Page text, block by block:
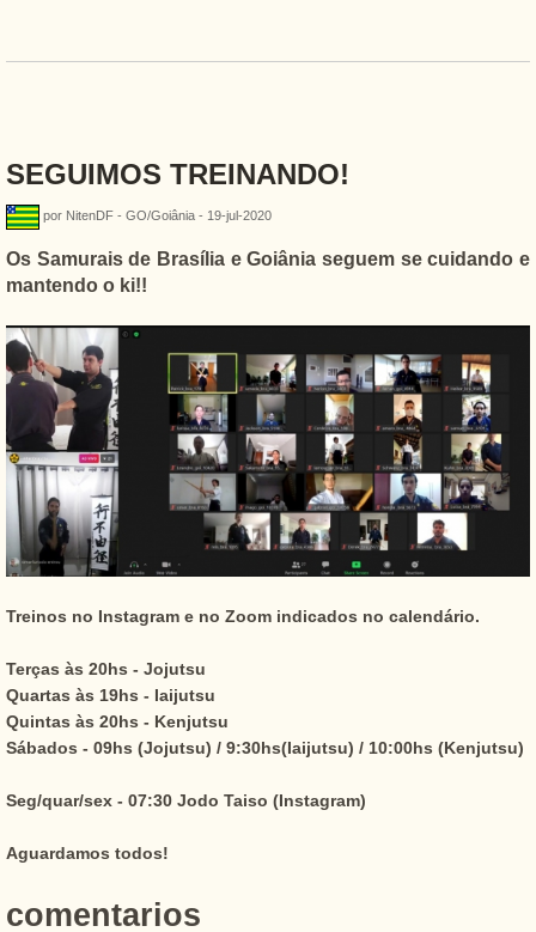
SEGUIMOS TREINANDO!
por NitenDF - GO/Goiânia - 19-jul-2020
Os Samurais de Brasília e Goiânia seguem se cuidando e
mantendo o ki!!
Treinos no Instagram e no Zoom indicados no calendário.
Terças às 20hs - Jojutsu
Quartas às 19hs - Iaijutsu
Quintas às 20hs - Kenjutsu
Sábados - 09hs (Jojutsu) / 9:30hs(Iaijutsu) / 10:00hs (Kenjutsu)
Seg/quar/sex - 07:30 Jodo Taiso (Instagram)
Aguardamos todos!
comentarios